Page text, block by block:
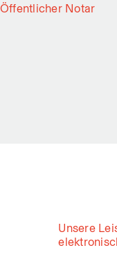
Öffentlicher Notar
Unsere